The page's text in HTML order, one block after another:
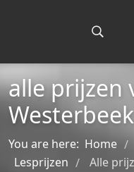
alle prijzen
You are here: Home /
Lesprijzen / Alle